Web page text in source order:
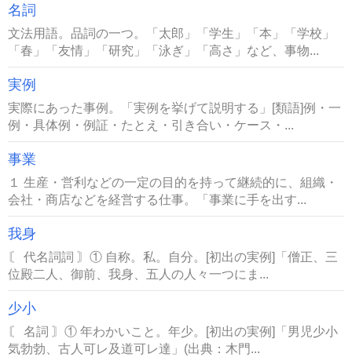
名詞
文法用語。品詞の一つ。「太郎」「学生」「本」「学校」
「春」「友情」「研究」「泳ぎ」「高さ」など、事物...
実例
実際にあった事例。「実例を挙げて説明する」[類語]例・一
例・具体例・例証・たとえ・引き合い・ケース・...
事業
１ 生産・営利などの一定の目的を持って継続的に、組織・
会社・商店などを経営する仕事。「事業に手を出す...
我身
〘 代名詞詞 〙① 自称。私。自分。[初出の実例]「僧正、三
位殿二人、御前、我身、五人の人々一つにま...
少小
〘 名詞 〙① 年わかいこと。年少。[初出の実例]「男児少小
気勃勃、古人可レ及道可レ達」(出典：木門...